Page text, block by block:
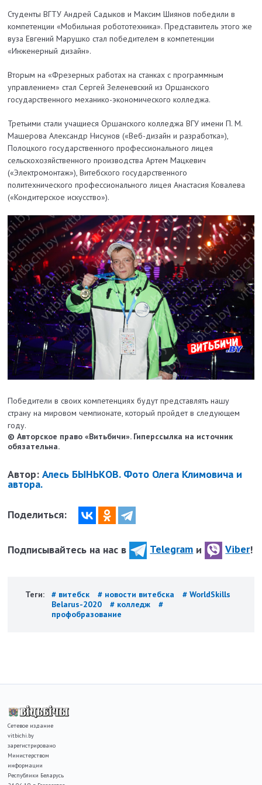
Студенты ВГТУ Андрей Садыков и Максим Шиянов победили в
компетенции «Мобильная робототехника». Представитель этого же
вуза Евгений Марушко стал победителем в компетенции
«Инженерный дизайн».
Вторым на «Фрезерных работах на станках с программным
управлением» стал Сергей Зеленевский из Оршанского
государственного механико-экономического колледжа.
Третьими стали учащиеся Оршанского колледжа ВГУ имени П. М.
Машерова Александр Нисунов («Веб-дизайн и разработка»),
Полоцкого государственного профессионального лицея
сельскохозяйственного производства Артем Мацкевич
(«Электромонтаж»), Витебского государственного
политехнического профессионального лицея Анастасия Ковалева
(«Кондитерское искусство»).
Победители в своих компетенциях будут представлять нашу
страну на мировом чемпионате, который пройдет в следующем
году.
© Авторское право «Витьбичи». Гиперссылка на источник
обязательна.
Автор:Алесь БЫНЬКОВ. Фото Олега Климовича и
автора.
Поделиться:
Подписывайтесь на нас в Telegram и Viber!
Теги: # витебск # новости витебска
# WorldSkills
Belarus-2020
# колледж
#
профобразование
Сетевое издание
vitbichi.by
зарегистрировано
Министерством
информации
Республики Беларусь